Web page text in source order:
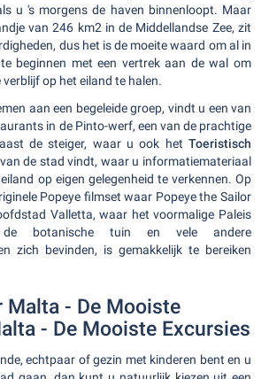
u 's morgens de haven binnenloopt. Maar
van 246 km2 in de Middellandse Zee, zit
dus het is de moeite waard om al in
beginnen met een vertrek aan de wal om
op het eiland te halen.
aan een begeleide groep, vindt u een van
in de Pinto-werf, een van de prachtige
de steiger, waar u ook het Toeristisch
van de stad vindt, waar u informatiemateriaal
op eigen gelegenheid te verkennen. Op
Popeye filmset waar Popeye the Sailor
Valletta, waar het voormalige Paleis
botanische tuin en vele andere
zich bevinden, is gemakkelijk te bereiken
Malta - De Mooiste
- De Mooiste Excursies
echtpaar of gezin met kinderen bent en u